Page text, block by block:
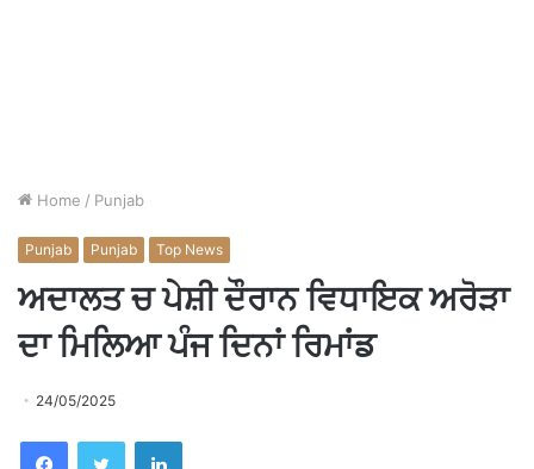
Home / Punjab
Punjab Punjab Top News
ਅਦਾਲਤ ਚ ਪੇਸ਼ੀ ਦੌਰਾਨ ਵਿਧਾਇਕ ਅਰੋੜਾ
ਦਾ ਮਿਲਿਆ ਪੰਜ ਦਿਨਾਂ ਰਿਮਾਂਡ
24/05/2025
FacebookTwitter LinkedIn